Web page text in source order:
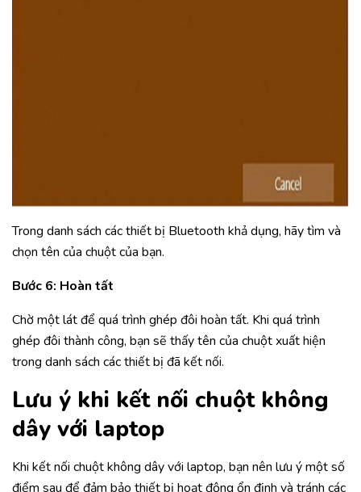
Trong danh sách các thiết bị Bluetooth khả dụng, hãy tìm và
chọn tên của chuột của bạn.
Bước 6: Hoàn tất
Chờ một lát để quá trình ghép đôi hoàn tất. Khi quá trình
ghép đôi thành công, bạn sẽ thấy tên của chuột xuất hiện
trong danh sách các thiết bị đã kết nối.
Lưu ý khi kết nối chuột không
dây với laptop
Khi kết nối chuột không dây với laptop, bạn nên lưu ý một số
điểm sau để đảm bảo thiết bị hoạt động ổn định và tránh các